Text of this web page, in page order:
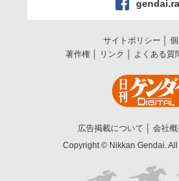
サイトポリシー
著作権
リンク よくある質
広告掲載について 会社
Copyright © Nikkan Gendai.